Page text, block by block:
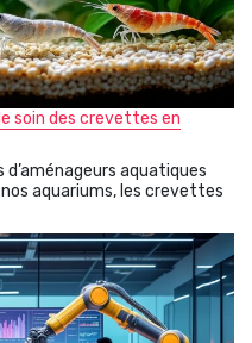
soin des crevettes en
d’aménageurs aquatiques
aquariums, les crevettes